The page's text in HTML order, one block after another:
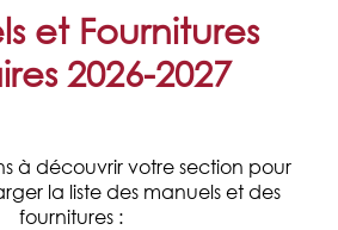
et Fournitures
2026-2027
à découvrir votre section pour
la liste des manuels et des
fournitures :